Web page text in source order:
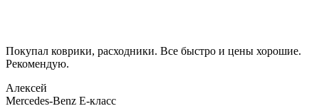
Покупал коврики, расходники. Все быстро и цены хорошие.
Рекомендую.
Алексей
Mercedes-Benz E-класс